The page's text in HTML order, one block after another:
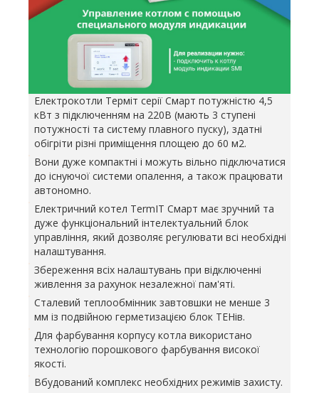
Електрокотли Терміт серії Смарт потужністю 4,5
кВт з підключенням на 220В (мають 3 ступені
потужності та систему плавного пуску), здатні
обігріти різні приміщення площею до 60 м2.
Вони дуже компактні і можуть вільно підключатися
до існуючої системи опалення, а також працювати
автономно.
Електричний котел TermIT Смарт має зручний та
дуже функціональний інтелектуальний блок
управління, який дозволяє регулювати всі необхідні
налаштування.
Збереження всіх налаштувань при відключенні
живлення за рахунок незалежної пам'яті.
Сталевий теплообмінник завтовшки не менше 3
мм із подвійною герметизацією блок ТЕНів.
Для фарбування корпусу котла використано
технологію порошкового фарбування високої
якості.
Вбудований комплекс необхідних режимів захисту.